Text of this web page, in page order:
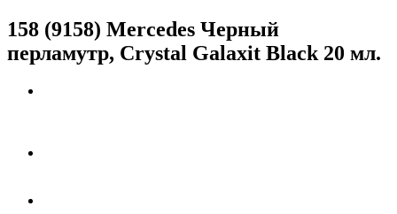
158 (9158) Mercedes Черный
перламутр, Crystal Galaxit Black 20 мл.